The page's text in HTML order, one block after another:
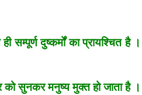
सम्पूर्ण दुष्कर्मों का प्रायश्चित है ।
सुनकर मनुष्य मुक्त हो जाता है ।